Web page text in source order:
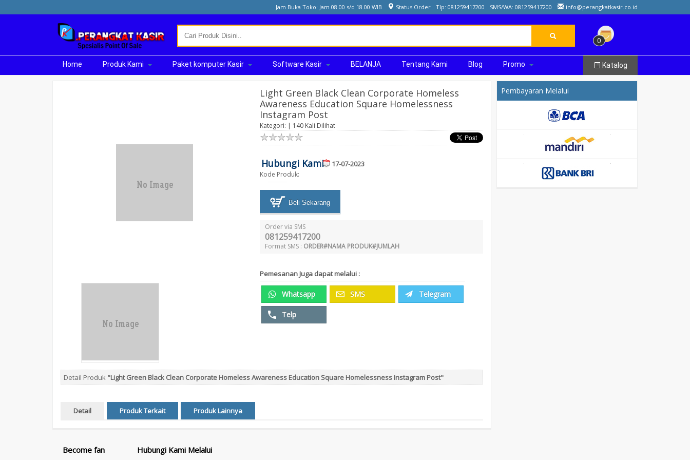
Jam Buka Toko: Jam 08.00 s/d 18.00 WIB Status Order Tlp: 081259417200 SMS/WA: 081259417200 info@perangkatkasir.co.id
0
Home Produk Kami Paket komputer Kasir Software Kasir BELANJA Tentang Kami Blog Promo Katalog
Light Green Black Clean Corporate Homeless
Awareness Education Square Homelessness
Instagram Post
Kategori: | 140 Kali Dilihat
Hubungi Kami
Kode Produk:
17-07-2023
Beli Sekarang
Order via SMS
081259417200
Format SMS : ORDER#NAMA PRODUK#JUMLAH
Pemesanan Juga dapat melalui :
Whatsapp SMS Telegram
Telp
Detail Produk "Light Green Black Clean Corporate Homeless Awareness Education Square Homelessness Instagram Post"
Detail Produk Terkait Produk Lainnya
Pembayaran Melalui
Become fan Hubungi Kami Melalui